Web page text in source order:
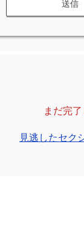
送信
まだ完
見逃したセク